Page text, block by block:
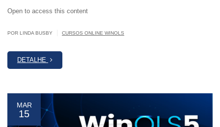
Open to access this content
POR LINDA BUSBY CURSOS ONLINE WINOLS
DETALHE
MAR
15